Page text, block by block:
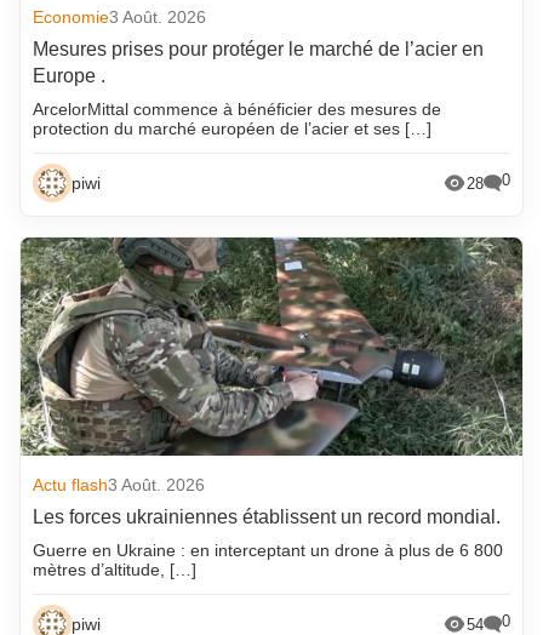
Economie3 Août. 2026
Mesures prises pour protéger le marché de l’acier en
Europe .
ArcelorMittal commence à bénéficier des mesures de
protection du marché européen de l’acier et ses […]
piwi 28 0
Actu flash3 Août. 2026
Les forces ukrainiennes établissent un record mondial.
Guerre en Ukraine : en interceptant un drone à plus de 6 800
mètres d’altitude, […]
piwi 54 0